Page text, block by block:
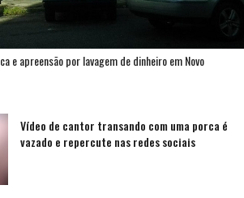
e apreensão por lavagem de dinheiro em Novo
Vídeo de cantor transando com uma porca é
vazado e repercute nas redes sociais